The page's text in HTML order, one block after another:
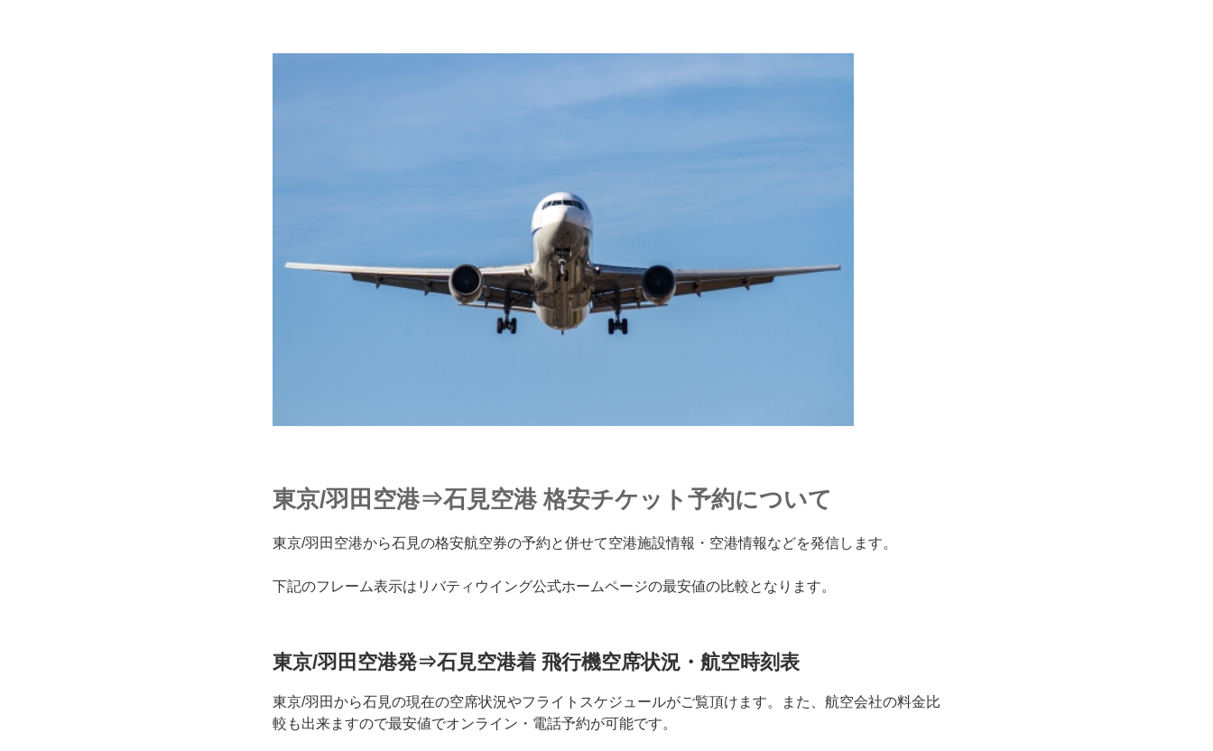
東京/羽田空港⇒石見空港 格安チケット予約について
東京/羽田空港から石見の格安航空券の予約と併せて空港施設情報・空港情報などを発信します。
下記のフレーム表示はリバティウイング公式ホームページの最安値の比較となります。
東京/羽田空港発⇒石見空港着 飛行機空席状況・航空時刻表
東京/羽田から石見の現在の空席状況やフライトスケジュールがご覧頂けます。また、航空会社の料金比
較も出来ますので最安値でオンライン・電話予約が可能です。